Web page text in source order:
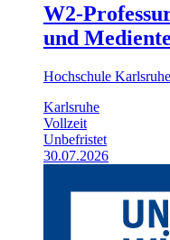
W2-
und
Hochschule
Karlsruhe
Vollzeit
Unbefristet
30.07.2026